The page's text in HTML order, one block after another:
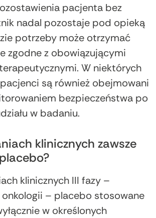
pacjenta bez
nadal pozostaje pod opieką
potrzeby może otrzymać
zgodne z obowiązującymi
W niektórych
są również obejmowani
bezpieczeństwa po
w badaniu.
klinicznych zawsze
klinicznych III fazy –
onkologii – placebo stosowane
w określonych